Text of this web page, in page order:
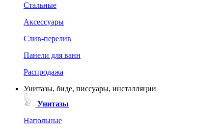
Стальные
Аксессуары
Слив-перелив
Панели для ванн
Распродажа
Унитазы, биде, писсуары, инсталляции
Унитазы
Напольные